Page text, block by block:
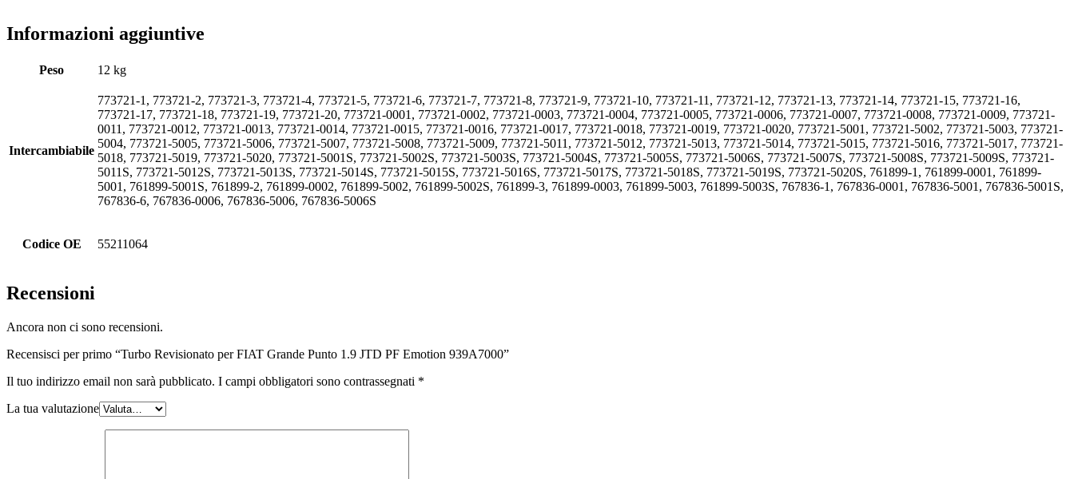
Informazioni aggiuntive
Peso 12 kg
Intercambiabile
773721-1, 773721-2, 773721-3, 773721-4, 773721-5, 773721-6, 773721-7, 773721-8, 773721-9, 773721-10, 773721-11, 773721-12, 773721-13, 773721-14, 773721-15, 773721-16,
773721-17, 773721-18, 773721-19, 773721-20, 773721-0001, 773721-0002, 773721-0003, 773721-0004, 773721-0005, 773721-0006, 773721-0007, 773721-0008, 773721-0009, 773721-
0011, 773721-0012, 773721-0013, 773721-0014, 773721-0015, 773721-0016, 773721-0017, 773721-0018, 773721-0019, 773721-0020, 773721-5001, 773721-5002, 773721-5003, 773721-
5004, 773721-5005, 773721-5006, 773721-5007, 773721-5008, 773721-5009, 773721-5011, 773721-5012, 773721-5013, 773721-5014, 773721-5015, 773721-5016, 773721-5017, 773721-
5018, 773721-5019, 773721-5020, 773721-5001S, 773721-5002S, 773721-5003S, 773721-5004S, 773721-5005S, 773721-5006S, 773721-5007S, 773721-5008S, 773721-5009S, 773721-
5011S, 773721-5012S, 773721-5013S, 773721-5014S, 773721-5015S, 773721-5016S, 773721-5017S, 773721-5018S, 773721-5019S, 773721-5020S, 761899-1, 761899-0001, 761899-
5001, 761899-5001S, 761899-2, 761899-0002, 761899-5002, 761899-5002S, 761899-3, 761899-0003, 761899-5003, 761899-5003S, 767836-1, 767836-0001, 767836-5001, 767836-5001S,
767836-6, 767836-0006, 767836-5006, 767836-5006S
Codice OE 55211064
Recensioni
Ancora non ci sono recensioni.
Recensisci per primo “Turbo Revisionato per FIAT Grande Punto 1.9 JTD PF Emotion 939A7000”
Il tuo indirizzo email non sarà pubblicato. I campi obbligatori sono contrassegnati *
La tua valutazione